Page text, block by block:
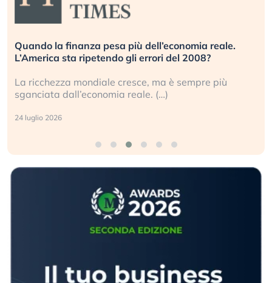
Quando la finanza pesa più dell’economia reale.
L’America sta ripetendo gli errori del 2008?
La ricchezza mondiale cresce, ma è sempre più
sganciata dall’economia reale. (…)
24 luglio 2026